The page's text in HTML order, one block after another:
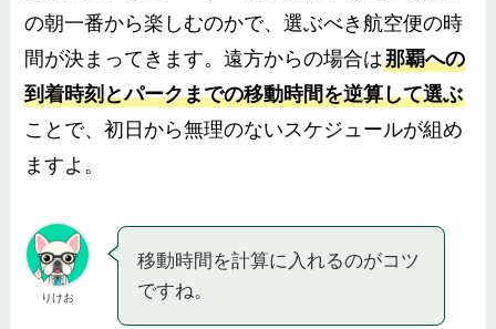
の朝一番から楽しむのかで、選ぶべき航空便の時
間が決まってきます。遠方からの場合は那覇への
到着時刻とパークまでの移動時間を逆算して選ぶ
ことで、初日から無理のないスケジュールが組め
ますよ。
りけお
移動時間を計算に入れるのがコツ
ですね。